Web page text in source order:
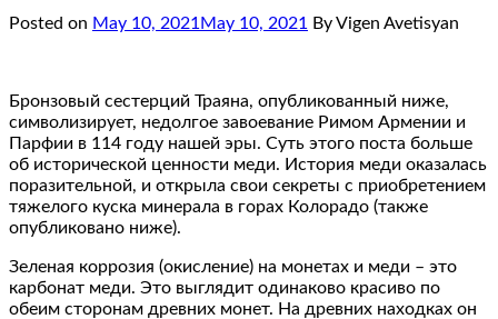
Posted on May 10, 2021 May 10, 2021 By Vigen Avetisyan
Бронзовый сестерций Траяна, опубликованный ниже,
символизирует, недолгое завоевание Римом Армении и
Парфии в 114 году нашей эры. Суть этого поста больше
об исторической ценности меди. История меди оказалась
поразительной, и открыла свои секреты с приобретением
тяжелого куска минерала в горах Колорадо (также
опубликовано ниже).
Зеленая коррозия (окисление) на монетах и ​​меди – это
карбонат меди. Это выглядит одинаково красиво по
обеим сторонам древних монет. На древних находках он